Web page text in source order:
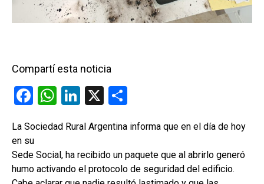
Compartí esta noticia
F
ce
b
o
W
at
s
A
Li
ke
dI
n
X
m
p
ar
La Sociedad Rural Argentina informa que en el día de hoy
en su
Sede Social, ha recibido un paquete que al abrirlo generó
humo activando el protocolo de seguridad del edificio.